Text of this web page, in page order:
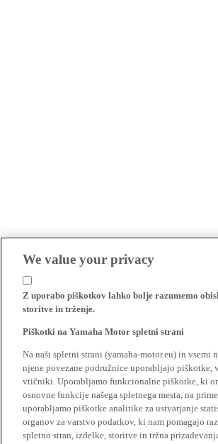
We value your privacy
Z uporabo piškotkov lahko bolje razumemo
storitve in trženje.
Piškotki na Yamaha Motor spletni strani
Na naši spletni strani (yamaha-motor.eu) in
njene povezane podružnice uporabljajo
vtičniki. Uporabljamo funkcionalne piškotke, ki
osnovne funkcije našega spletnega mesta, na
uporabljamo piškotke analitike za ustvarjanje
organov za varstvo podatkov, ki nam pomagajo
spletno stran, izdelke, storitve in tržna